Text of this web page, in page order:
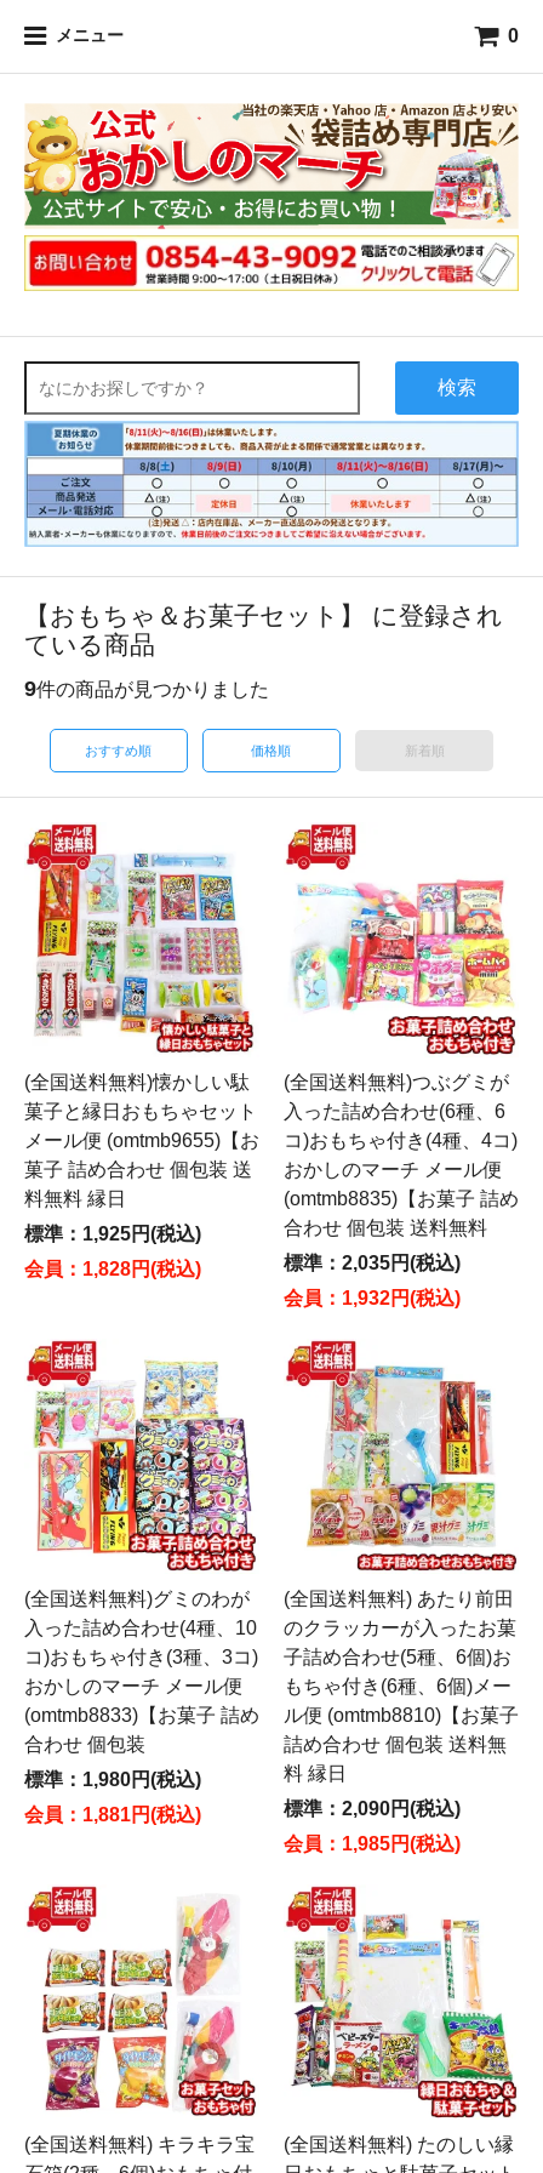
メニュー 0
検索
【おもちゃ＆お菓子セット】 に登録され
ている商品
9件の商品が見つかりました
おすすめ順 価格順 新着順
(全国送料無料)懐かしい駄
菓子と縁日おもちゃセット
メール便 (omtmb9655)【お
菓子 詰め合わせ 個包装 送
料無料 縁日
標準：1,925円(税込)
会員：1,828円(税込)
(全国送料無料)つぶグミが
入った詰め合わせ(6種、6
コ)おもちゃ付き(4種、4コ)
おかしのマーチ メール便
(omtmb8835)【お菓子 詰め
合わせ 個包装 送料無料
標準：2,035円(税込)
会員：1,932円(税込)
(全国送料無料)グミのわが
入った詰め合わせ(4種、10
コ)おもちゃ付き(3種、3コ)
おかしのマーチ メール便
(omtmb8833)【お菓子 詰め
合わせ 個包装
標準：1,980円(税込)
会員：1,881円(税込)
(全国送料無料) あたり前田
のクラッカーが入ったお菓
子詰め合わせ(5種、6個)お
もちゃ付き(6種、6個)メー
ル便 (omtmb8810)【お菓子
詰め合わせ 個包装 送料無
料 縁日
標準：2,090円(税込)
会員：1,985円(税込)
(全国送料無料) キラキラ宝
(全国送料無料) たのしい縁